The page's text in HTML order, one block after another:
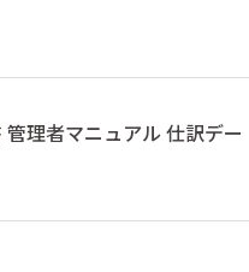
理者マニュアル 仕訳デー